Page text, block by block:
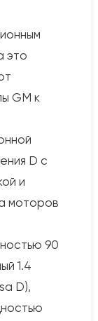
это
GM к
D с
и
моторов
90
1.4
D),